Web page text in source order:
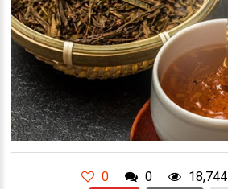
0 0 18,744